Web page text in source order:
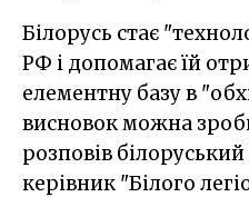
Білорусь стає "технологічним хабом" для
РФ і допомагає їй
елементну базу в
висновок можна
розповів
керівник "Білого